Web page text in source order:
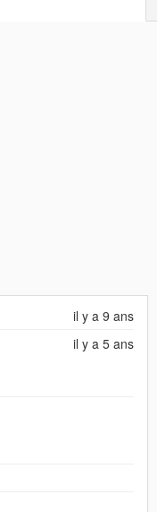
il y a 9 ans
il y a 5 ans